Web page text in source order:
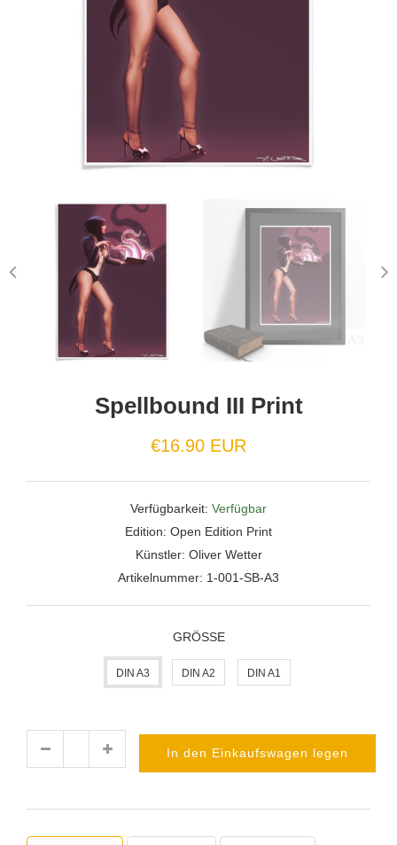
Spellbound III Print
€16.90 EUR
Verfügbarkeit: Verfügbar
Edition: Open Edition Print
Künstler: Oliver Wetter
Artikelnummer: 1-001-SB-A3
GRÖSSE
DIN A3 DIN A2 DIN A1
In den Einkaufswagen legen